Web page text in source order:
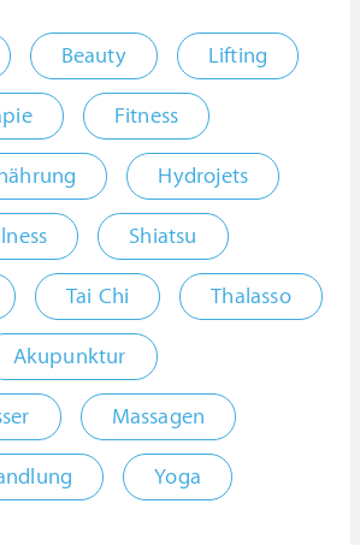
Beauty Lifting
Fitness
Hydrojets
Shiatsu
Tai Chi Thalasso
Akupunktur
Massagen
Yoga